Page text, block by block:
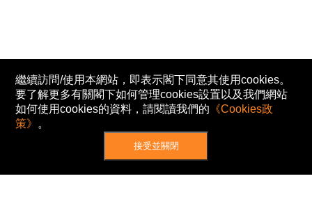
繼續訪問/使用本網站，即表示閣下同意其使用cookies。
要了解更多有關閣下如何管理cookies設置以及我們網站
如何使用cookies的資料，請閱讀我們的 《Cookies政
策》 。
接受並關閉